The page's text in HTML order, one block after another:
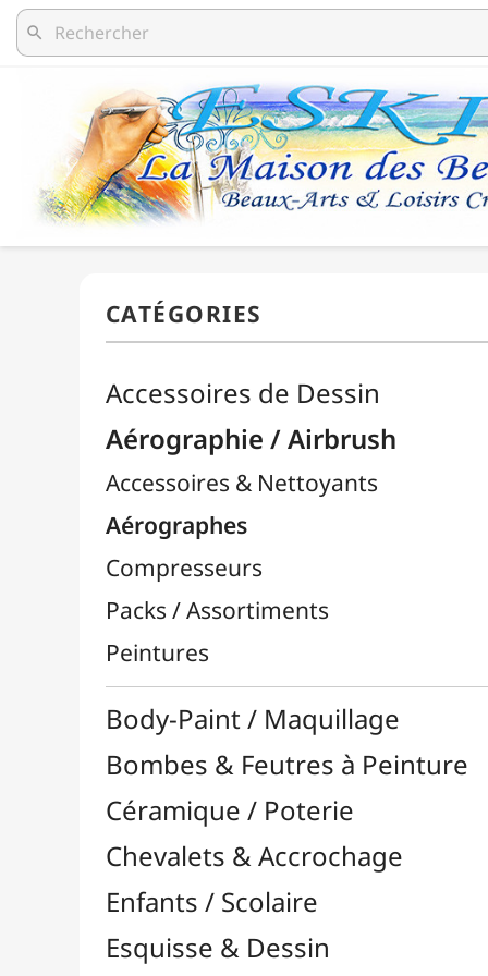
search
Accessoires & Nettoyants
Compresseurs
Packs / Assortiments
Peintures
Body-Paint / Maquillage
Céramique / Poterie
Chevalets & Accrochage
Enfants / Scolaire
Feutres & Stylos
Librairie / Livres
Loisirs Créatifs
Médiums, Vernis & Colles
Modelage / Sculpture
Peintures / Couleurs
Pinceaux & Outils
Résines / Moulage
Supports Dessin & Peinture
Transport / Rangement
Vannerie / Rotin